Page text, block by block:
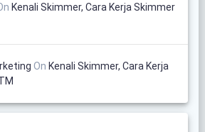
Kenali Skimmer, Cara Kerja Skimmer
On Kenali Skimmer, Cara Kerja